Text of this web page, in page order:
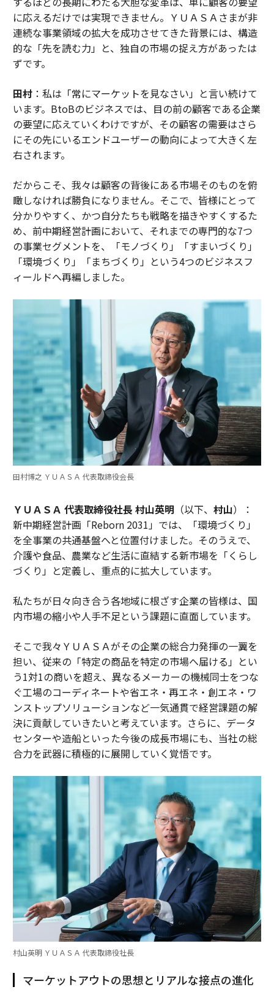
に応えるだけでは実現できません。ＹＵＡＳＡさまが非
連続な事業領域の拡大を成功させてきた背景には、構造
的な「先を読む力」と、独自の市場の捉え方があったは
ずです。
田村：私は「常にマーケットを見なさい」と言い続けて
います。BtoBのビジネスでは、目の前の顧客である企業
の要望に応えていくわけですが、その顧客の需要はさら
にその先にいるエンドユーザーの動向によって大きく左
右されます。
だからこそ、我々は顧客の背後にある市場そのものを俯
瞰しなければ勝負になりません。そこで、皆様にとって
分かりやすく、かつ自分たちも戦略を描きやすくするた
め、前中期経営計画において、それまでの専門的な7つ
の事業セグメントを、「モノづくり」「すまいづくり」
「環境づくり」「まちづくり」という4つのビジネスフ
ィールドへ再編しました。
田村博之 ＹＵＡＳＡ 代表取締役会長
ＹＵＡＳＡ 代表取締役社長 村山英明（以下、 村山）：
新中期経営計画「Reborn 2031」では、「環境づくり」
を全事業の共通基盤へと位置付けました。そのうえで、
介護や食品、農業など生活に直結する新市場を「くらし
づくり」と定義し、重点的に拡大しています。
私たちが日々向き合う各地域に根ざす企業の皆様は、国
内市場の縮小や人手不足という課題に直面しています。
そこで我々ＹＵＡＳＡがその企業の総合力発揮の一翼を
担い、従来の「特定の商品を特定の市場へ届ける」とい
う1対1の商いを超え、異なるメーカーの機械同士をつな
ぐ工場のコーディネートや省エネ・再エネ・創エネ・ワ
ンストップソリューションなど一気通貫で経営課題の解
決に貢献していきたいと考えています。さらに、データ
センターや造船といった今後の成長市場にも、当社の総
合力を武器に積極的に展開していく覚悟です。
村山英明 ＹＵＡＳＡ 代表取締役社長
マーケットアウトの思想とリアルな接点の進化